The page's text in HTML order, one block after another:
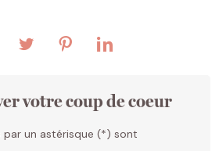
votre coup de coeur
par un astérisque (*) sont